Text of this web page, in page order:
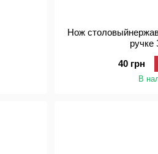
Нож
ручке
40 грн
В